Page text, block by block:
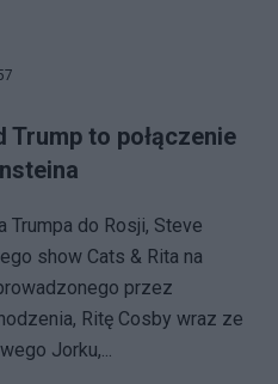
to połączenie
Trumpa do Rosji, Steve
show Cats & Rita na
przez
Ritę Cosby wraz ze
Jorku,...